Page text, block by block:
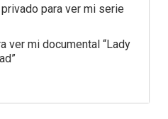
para ver mi serie
ver mi documental “Lady